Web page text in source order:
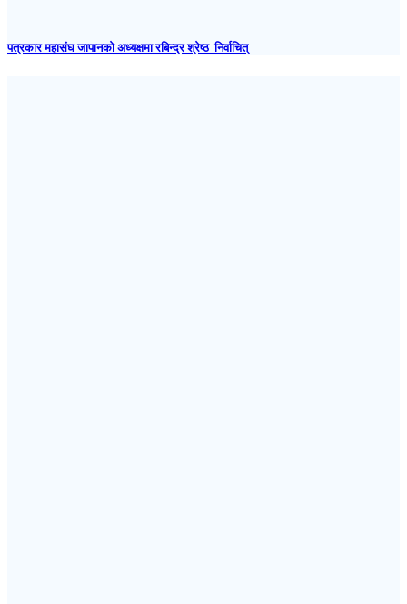
पत्रकार महासंघ जापानकाे अध्यक्षमा रबिन्द्र श्रेष्ठ निर्वाचित्